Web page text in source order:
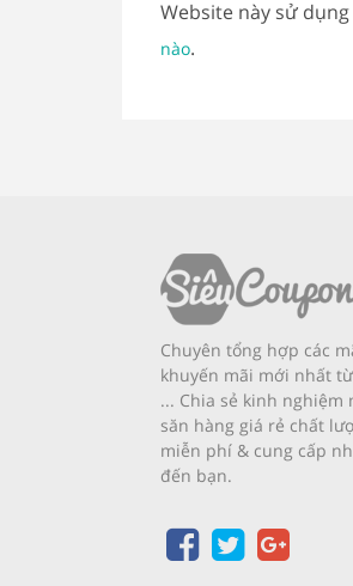
Website này sử
nào.
Chuyên tổng hợp các
khuyến mãi mới nhất
... Chia sẻ kinh nghiệm
săn hàng giá rẻ chất
miễn phí & cung cấp
đến bạn.